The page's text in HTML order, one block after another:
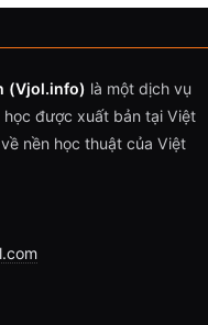
(Vjol.info) là một dịch vụ
được xuất bản tại Việt
nền học thuật của Việt